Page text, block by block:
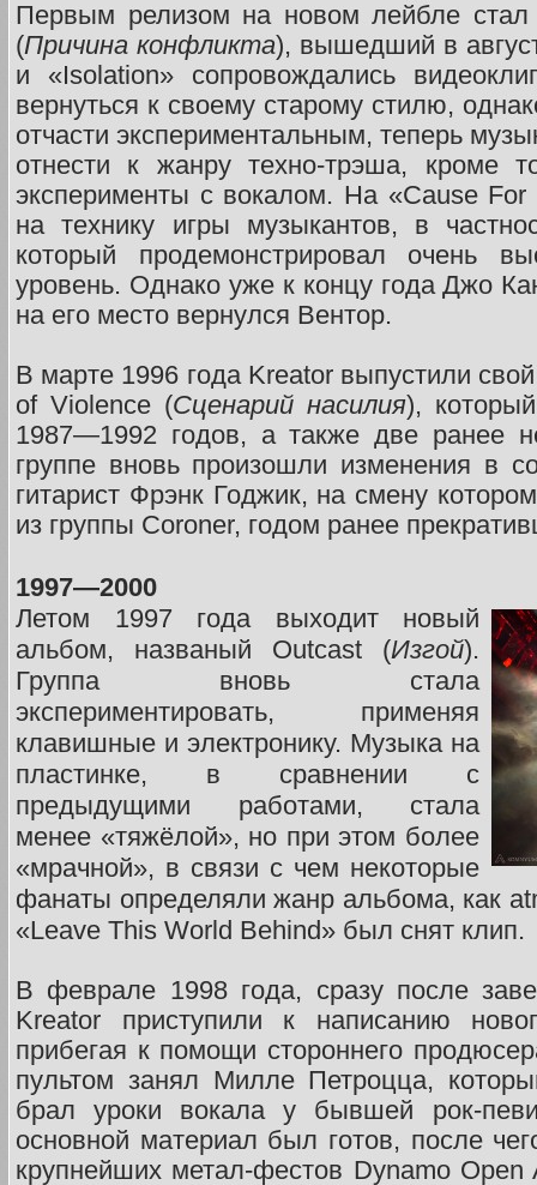
Первым релизом на новом лейбле
(Причина конфликта), вышедший в
и «Isolation» сопровождались
вернуться к своему старому стилю,
отчасти экспериментальным, теперь
отнести к жанру техно-трэша, кроме
эксперименты с вокалом. На «Cause
на технику игры музыкантов, в
который продемонстрировал очень
уровень. Однако уже к концу года Джо
на его место вернулся Вентор.
В марте 1996 года Kreator выпустили
of Violence (Сценарий насилия),
1987—1992 годов, а также две ранее
группе вновь произошли изменения в
гитарист Фрэнк Годжик, на смену
из группы Coroner, годом ранее
1997—2000
Летом 1997 года выходит новый
альбом, названый Outcast (Изгой).
Группа вновь стала
экспериментировать, применяя
клавишные и электронику. Музыка на
пластинке, в сравнении с
предыдущими работами, стала
менее «тяжёлой», но при этом более
«мрачной», в связи с чем некоторые
фанаты определяли жанр альбома, как
«Leave This World Behind» был снят клип.
В феврале 1998 года, сразу после
Kreator приступили к написанию
прибегая к помощи стороннего
пультом занял Милле Петроцца,
брал уроки вокала у бывшей рок-
основной материал был готов, после
крупнейших метал-фестов Dynamo